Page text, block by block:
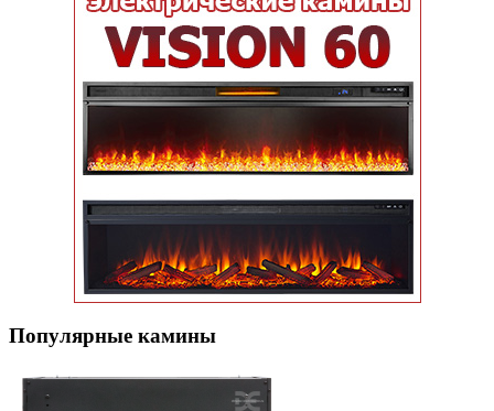
Популярные кaмины